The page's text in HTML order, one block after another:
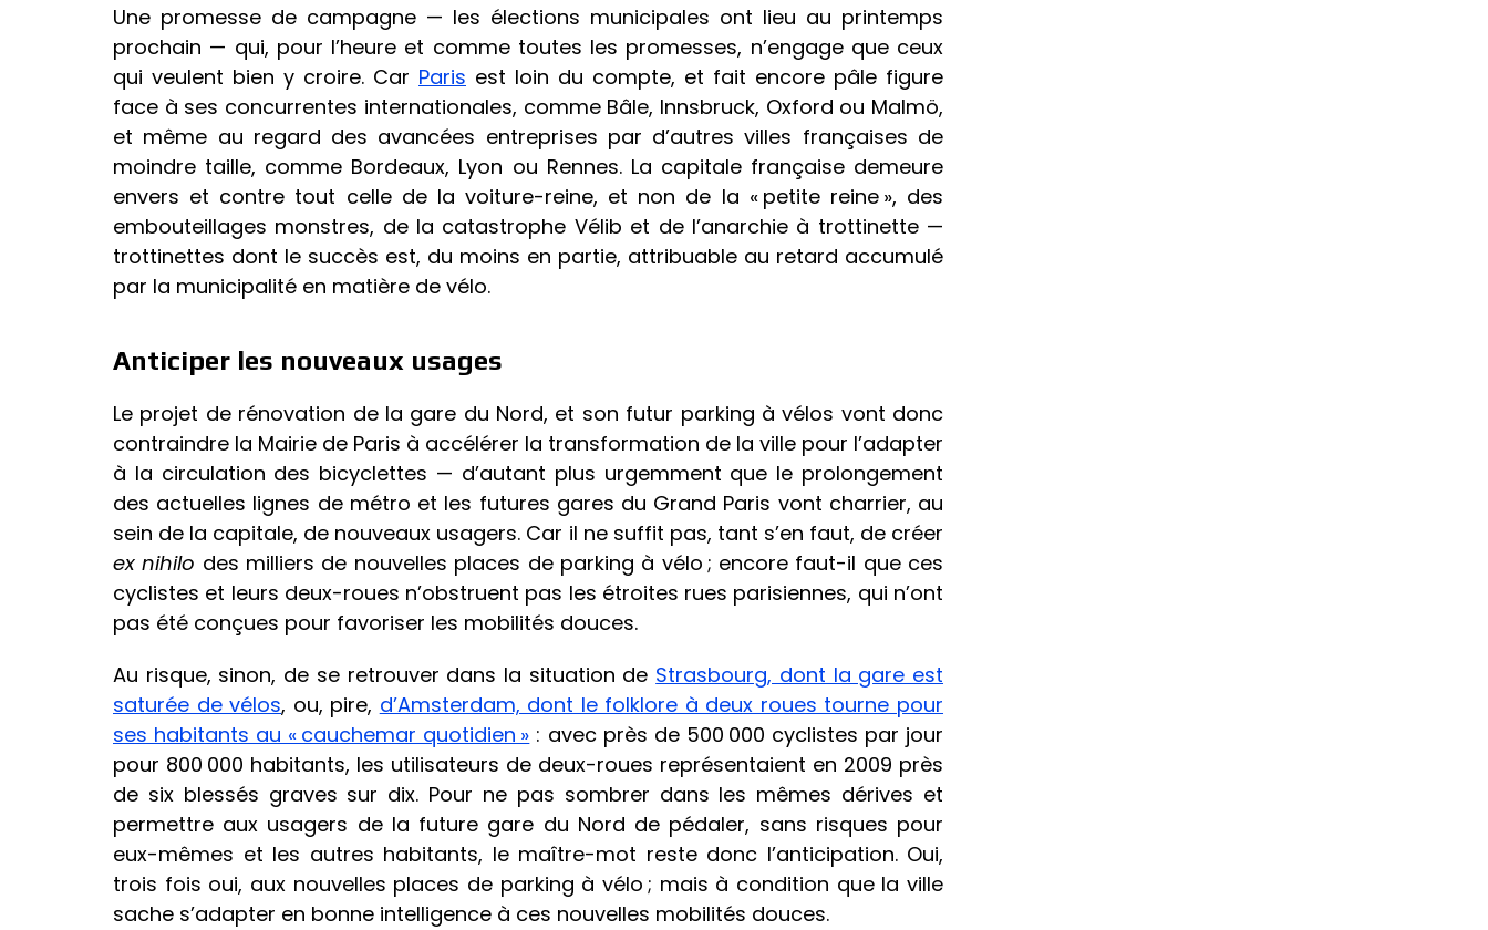
Une promesse de campagne — les élections municipales ont lieu au printemps
prochain — qui, pour l’heure et comme toutes les promesses, n’engage que ceux
qui veulent bien y croire. Car Paris est loin du compte, et fait encore pâle figure
face à ses concurrentes internationales, comme Bâle, Innsbruck, Oxford ou Malmö,
et même au regard des avancées entreprises par d’autres villes françaises de
moindre taille, comme Bordeaux, Lyon ou Rennes. La capitale française demeure
envers et contre tout celle de la voiture-reine, et non de la « petite reine », des
embouteillages monstres, de la catastrophe Vélib et de l’anarchie à trottinette —
trottinettes dont le succès est, du moins en partie, attribuable au retard accumulé
par la municipalité en matière de vélo.
Anticiper les nouveaux usages
Le projet de rénovation de la gare du Nord, et son futur parking à vélos vont donc
contraindre la Mairie de Paris à accélérer la transformation de la ville pour l’adapter
à la circulation des bicyclettes — d’autant plus urgemment que le prolongement
des actuelles lignes de métro et les futures gares du Grand Paris vont charrier, au
sein de la capitale, de nouveaux usagers. Car il ne suffit pas, tant s’en faut, de créer
ex nihilo des milliers de nouvelles places de parking à vélo ; encore faut-il que ces
cyclistes et leurs deux-roues n’obstruent pas les étroites rues parisiennes, qui n’ont
pas été conçues pour favoriser les mobilités douces.
Au risque, sinon, de se retrouver dans la situation de Strasbourg, dont la gare est
saturée de vélos, ou, pire, d’Amsterdam, dont le folklore à deux roues tourne pour
ses habitants au « cauchemar quotidien » : avec près de 500 000 cyclistes par jour
pour 800 000 habitants, les utilisateurs de deux-roues représentaient en 2009 près
de six blessés graves sur dix. Pour ne pas sombrer dans les mêmes dérives et
permettre aux usagers de la future gare du Nord de pédaler, sans risques pour
eux-mêmes et les autres habitants, le maître-mot reste donc l’anticipation. Oui,
trois fois oui, aux nouvelles places de parking à vélo ; mais à condition que la ville
sache s’adapter en bonne intelligence à ces nouvelles mobilités douces.